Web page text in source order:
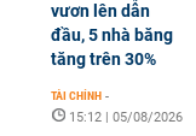
vươn lên dẫn
đầu, 5 nhà băng
tăng trên 30%
TÀI CHÍNH -
15:12 | 05/08/2026